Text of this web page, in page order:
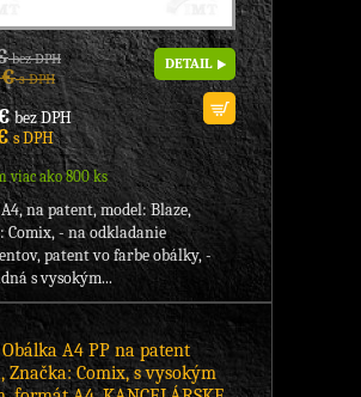
bez DPH
€s DPH
bez DPH
s DPH
viac ako 800 ks
DETAIL
na patent, model: Blaze,
Comix, - na odkladanie
patent vo farbe obálky, -
s vysokým...
Obálka A4 PP na patent
Značka: Comix, s vysokým